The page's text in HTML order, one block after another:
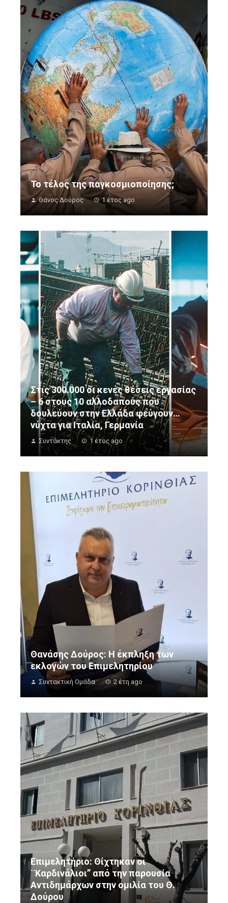
Το τέλος της παγκοσμιοποίησης;
Θάνος Δούρος 1 έτος ago
Στις 300.000 οι κενές θέσεις εργασίας
– 6 στους 10 αλλοδαπούς που
δουλεύουν στην Ελλάδα φεύγουν…
νύχτα για Ιταλία, Γερμανία
Συντάκτης 1 έτος ago
Θανάσης Δούρος: Η έκπληξη των
εκλογών του Επιμελητηρίου
Συντακτική Ομάδα 2 έτη ago
Επιμελητήριο: Θίχτηκαν οι
¨Καρδινάλιοι” από την παρουσία
Αντιδημάρχων στην ομιλία του Θ.
Δούρου